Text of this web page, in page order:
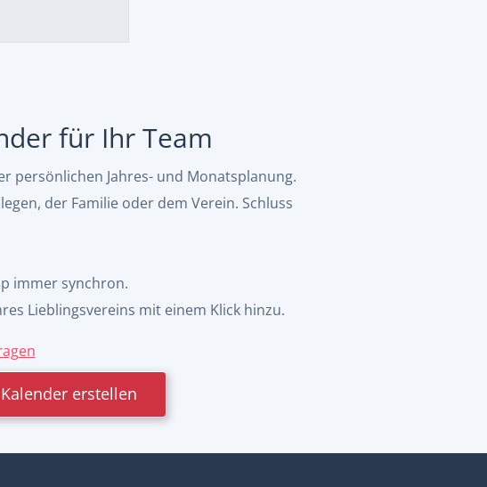
für Ihr Team
persönlichen Jahres- und Monatsplanung.
der Familie oder dem Verein. Schluss
immer synchron.
Lieblingsvereins mit einem Klick hinzu.
erstellen